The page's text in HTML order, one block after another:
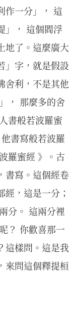
作一分」， 這
」， 這個閻浮
地了。這麼廣大
」字，就是假設
舍利，不是其他
， 那麼多的舍
書般若波羅蜜
書寫般若波羅
羅蜜經 》。古
書寫。這個經卷
，這是一分；
分。 這兩分裡
？ 你歡喜那一
這樣問。這是我
來問這個釋提桓